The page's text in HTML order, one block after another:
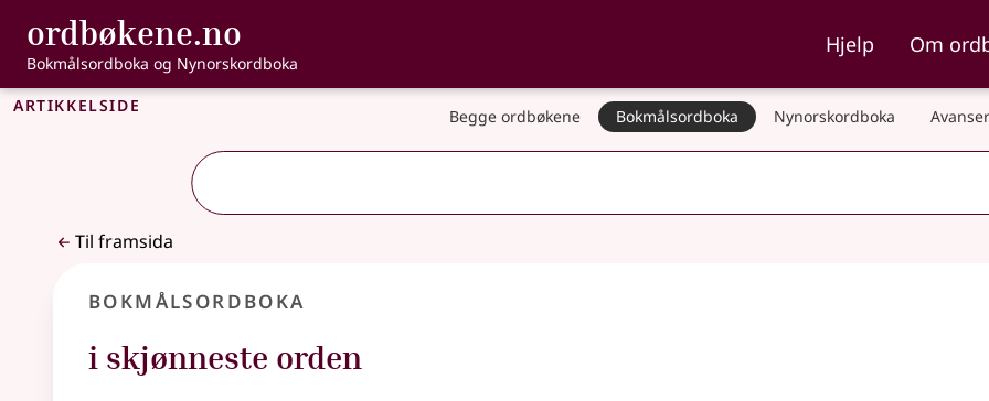
Gå til hovudinnhald
Tilgjenge
ordbøkene.no , Bokmålsordboka og Nynorskordboka
Bokmålsordboka og Nynorskordboka
Hjelp Om
Artikkelside Begge ordbøkene Bokmålsordboka Nynorskordboka
Til framsida
Bokmålsordboka
i skjønneste orden